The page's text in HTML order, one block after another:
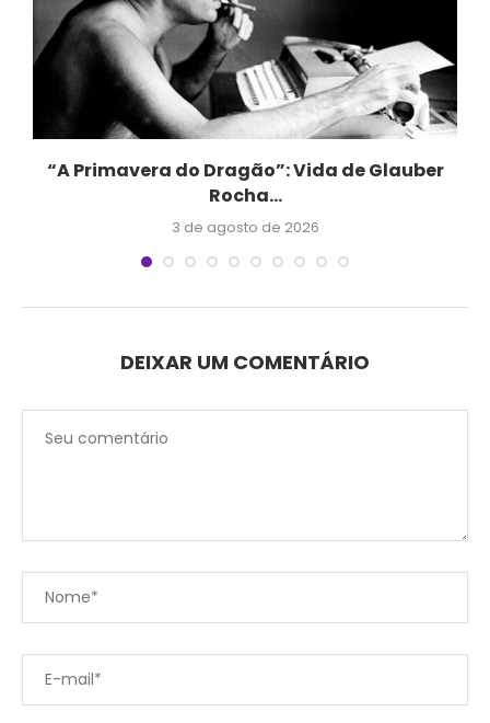
“A Primavera do Dragão”: Vida de Glauber
Rocha...
3 de agosto de 2026
DEIXAR UM COMENTÁRIO